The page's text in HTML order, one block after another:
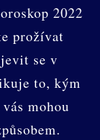
2022
prožívat
se v
to, kým
mohou